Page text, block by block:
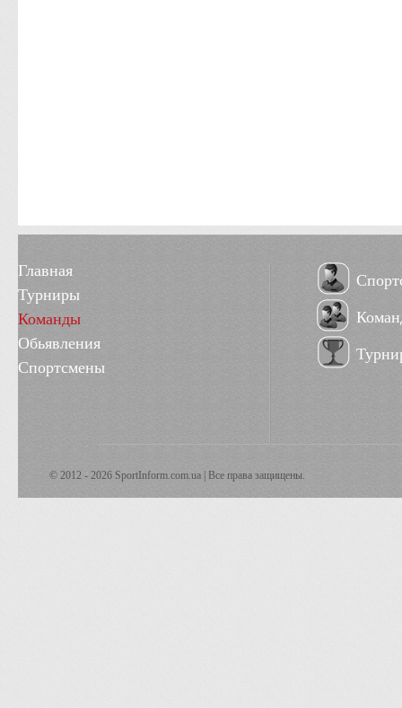
Главная
Турниры
Команды
Обьявления
Спортсмены
© 2012 - 2026 SportInform.com.ua | Все права защищены.